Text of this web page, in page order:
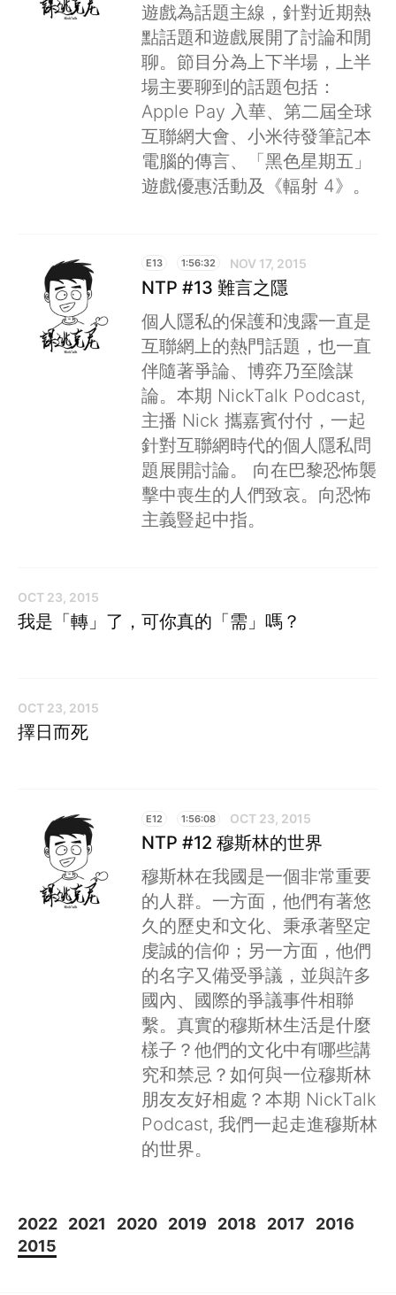
遊戲為話題主線，針對近期熱
點話題和遊戲展開了討論和閒
聊。節目分為上下半場，上半
場主要聊到的話題包括：
Apple Pay 入華、第二屆全球
互聯網大會、小米待發筆記本
電腦的傳言、「黑色星期五」
遊戲優惠活動及《輻射 4》。
E13 1:56:32 NOV 17, 2015
NTP #13 難言之隱
個人隱私的保護和洩露一直是
互聯網上的熱門話題，也一直
伴隨著爭論、博弈乃至陰謀
論。本期 NickTalk Podcast,
主播 Nick 攜嘉賓付付，一起
針對互聯網時代的個人隱私問
題展開討論。 向在巴黎恐怖襲
擊中喪生的人們致哀。向恐怖
主義豎起中指。
OCT 23, 2015
我是「轉」了，可你真的「需」嗎？
OCT 23, 2015
擇日而死
E12 1:56:08 OCT 23, 2015
NTP #12 穆斯林的世界
穆斯林在我國是一個非常重要
的人群。一方面，他們有著悠
久的歷史和文化、秉承著堅定
虔誠的信仰；另一方面，他們
的名字又備受爭議，並與許多
國內、國際的爭議事件相聯
繫。真實的穆斯林生活是什麼
樣子？他們的文化中有哪些講
究和禁忌？如何與一位穆斯林
朋友友好相處？本期 NickTalk
Podcast, 我們一起走進穆斯林
的世界。
2022 2021 2020 2019 2018 2017
2016
2015